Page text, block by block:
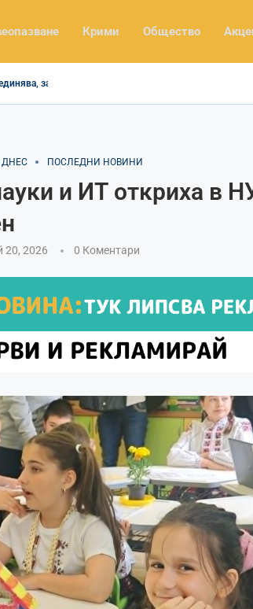
Крими Общество
за да помогне...
ДНЕС ПОСЛЕДНИ НОВИНИ
и ИТ откриха в
20, 2026 0 Коментари